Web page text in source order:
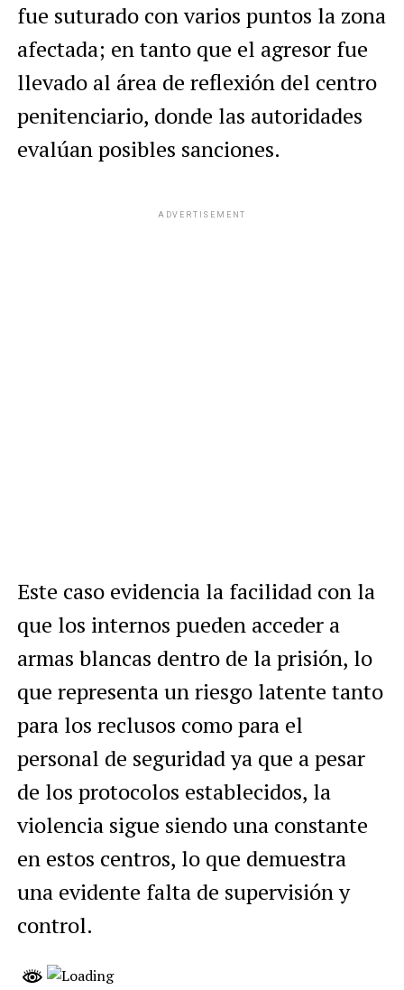
fue suturado con varios puntos la zona
afectada; en tanto que el agresor fue
llevado al área de reflexión del centro
penitenciario, donde las autoridades
evalúan posibles sanciones.
ADVERTISEMENT
Este caso evidencia la facilidad con la
que los internos pueden acceder a
armas blancas dentro de la prisión, lo
que representa un riesgo latente tanto
para los reclusos como para el
personal de seguridad ya que a pesar
de los protocolos establecidos, la
violencia sigue siendo una constante
en estos centros, lo que demuestra
una evidente falta de supervisión y
control.